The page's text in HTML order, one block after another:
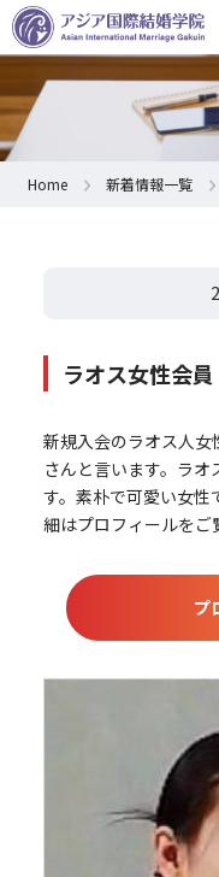
Home 新着情報一覧
ラオス女性会
新規入会のラオス人女
さんと言います。ラ
す。素朴で可愛い女性
細はプロフィールをご
プ